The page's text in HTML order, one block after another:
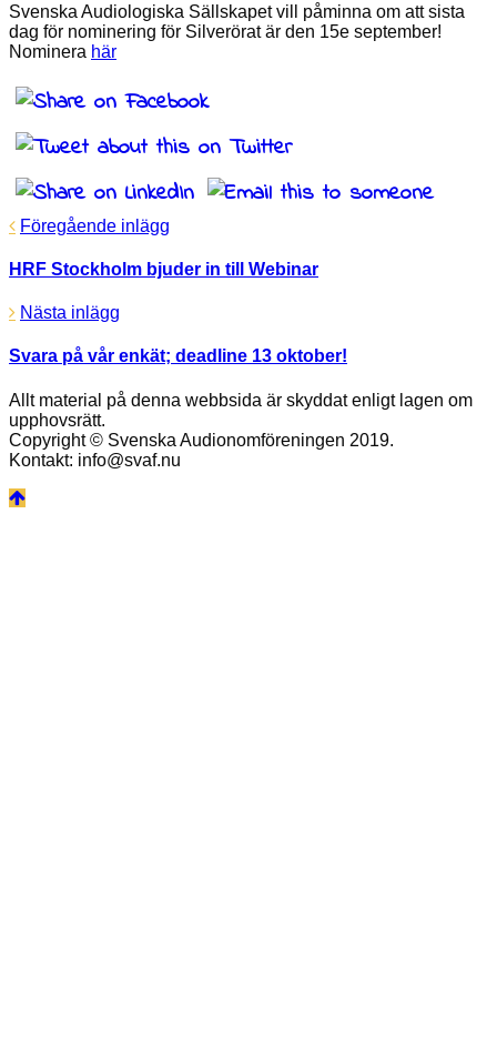
Svenska Audiologiska Sällskapet vill påminna om att sista
dag för nominering för Silverörat är den 15e september!
Nominera här
Föregående inlägg
HRF Stockholm bjuder in till Webinar
Nästa inlägg
Svara på vår enkät; deadline 13 oktober!
Allt material på denna webbsida är skyddat enligt lagen om
upphovsrätt.
Copyright © Svenska Audionomföreningen 2019.
Kontakt: info@svaf.nu